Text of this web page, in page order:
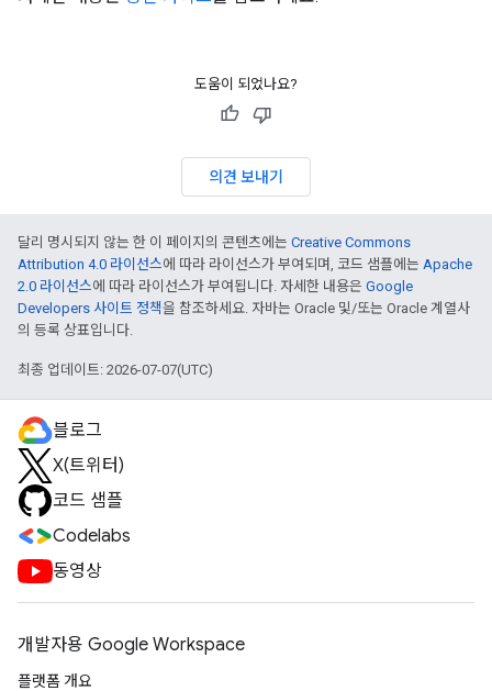
도움이 되었나요?
의견 보내기
달리 명시되지 않는 한 이 페이지의 콘텐츠에는 Creative Commons
Attribution 4.0 라이선스에 따라 라이선스가 부여되며, 코드 샘플에는 Apache
2.0 라이선스에 따라 라이선스가 부여됩니다. 자세한 내용은 Google
Developers 사이트 정책을 참조하세요. 자바는 Oracle 및/또는 Oracle 계열사
의 등록 상표입니다.
최종 업데이트: 2026-07-07(UTC)
블로그
X(트위터)
코드 샘플
Codelabs
동영상
개발자용 Google Workspace
플랫폼 개요